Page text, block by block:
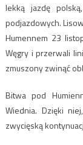
lekką jazdę
podjazdowych.
Humennem 23
Węgry i przerwali
zmuszony zwinąć
Bitwa pod
Wiednia. Dzięki
zwycięską